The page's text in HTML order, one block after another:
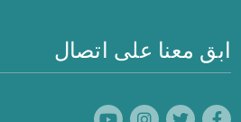
ابق معنا على اتصال